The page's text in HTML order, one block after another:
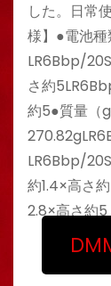
した。日常
様】●電池
LR6Bbp/
さ約
約5●質量（
LR6Bbp/
約1.4×高さ
2.8×高さ約5